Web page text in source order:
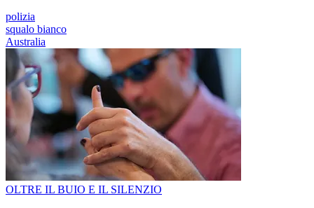
polizia
squalo bianco
Australia
OLTRE IL BUIO E IL SILENZIO